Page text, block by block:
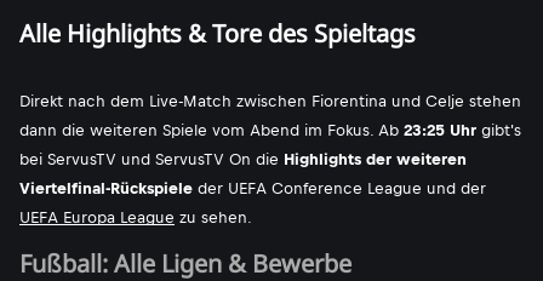
Alle Highlights & Tore des Spieltags
Direkt nach dem Live-Match zwischen Fiorentina und Celje stehen
dann die weiteren Spiele vom Abend im Fokus. Ab 23:25 Uhr gibt's
bei ServusTV und ServusTV On die Highlights der weiteren
Viertelfinal-Rückspiele der UEFA Conference League und der
UEFA Europa League zu sehen.
Fußball: Alle Ligen & Bewerbe